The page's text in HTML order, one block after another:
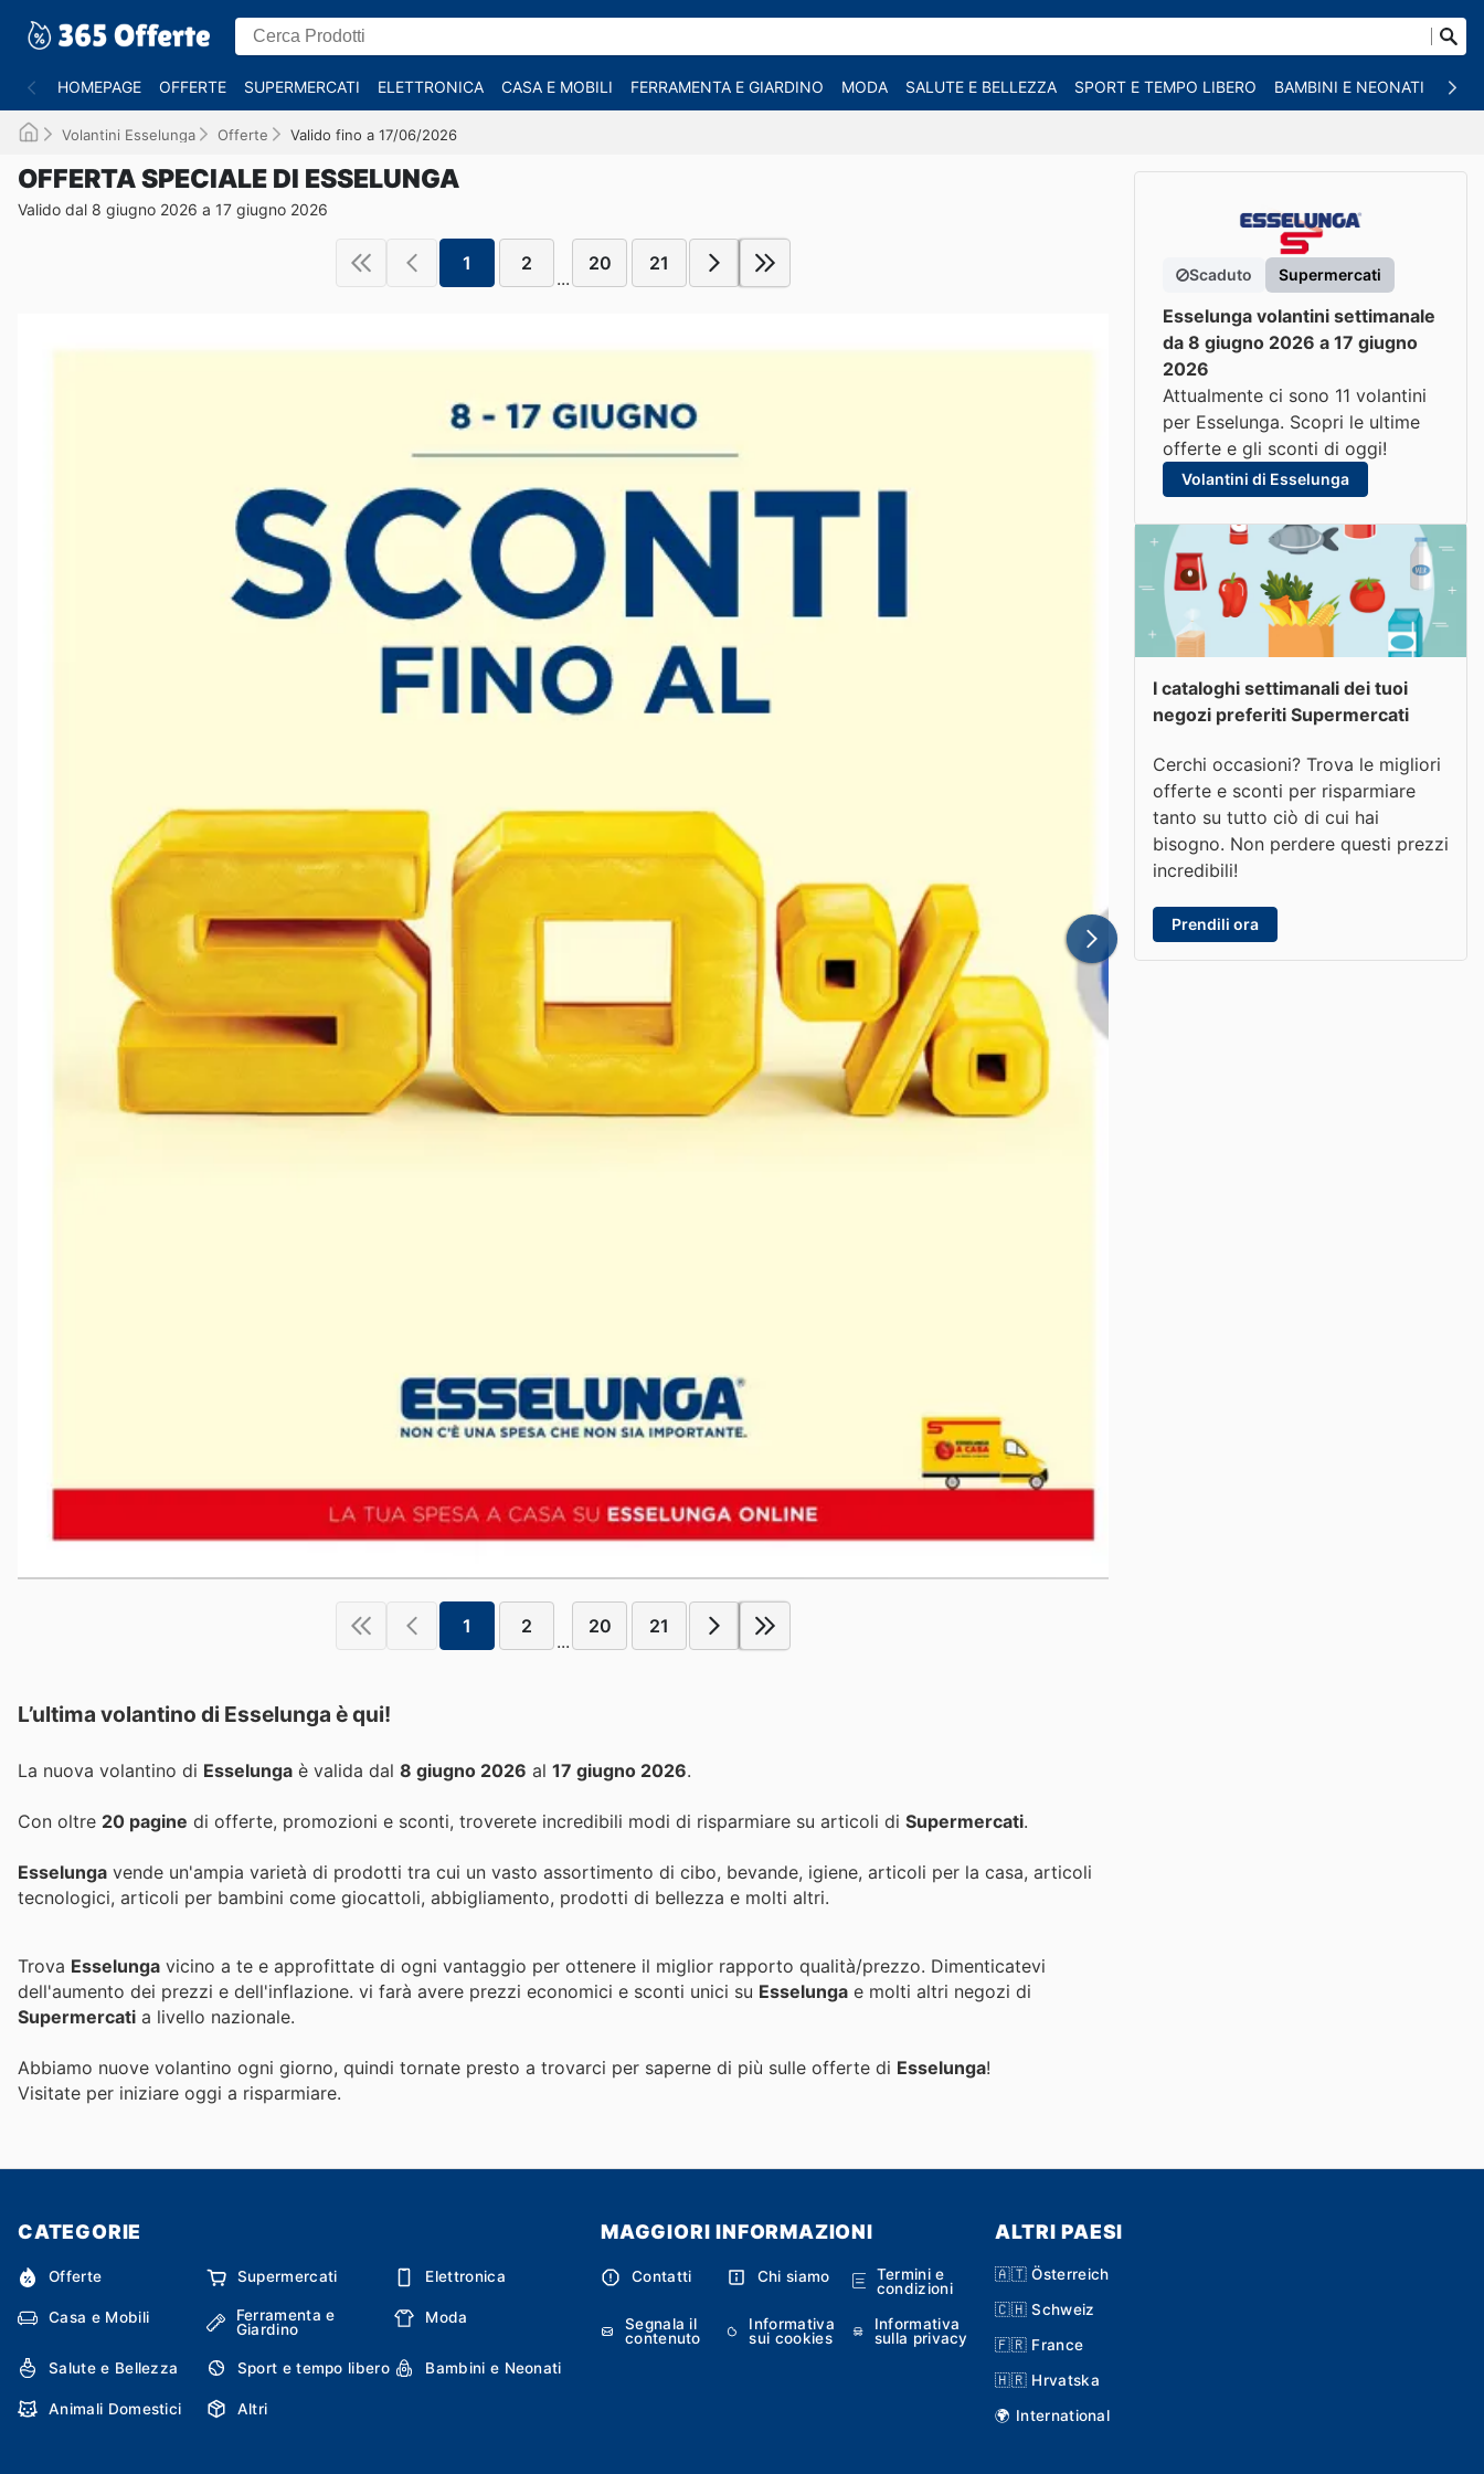
HOMEPAGE OFFERTE SUPERMERCATI ELETTRONICA CASA E MOBILI FERRAMENTA E GIARDINO MODA SALUTE E BELLEZZA SPORT E TEMPO LIBERO BAMBINI E NEONATI
Volantini Esselunga Offerte Valido fino a 17/06/2026
OFFERTA SPECIALE DI ESSELUNGA
Valido dal 8 giugno 2026 a 17 giugno 2026
1 2
...
20 21
1 2
...
20 21
L’ultima volantino di Esselunga è qui!
La nuova volantino di Esselunga è valida dal 8 giugno 2026 al 17 giugno 2026.
Con oltre 20 pagine di offerte, promozioni e sconti, troverete incredibili modi di risparmiare su articoli di Supermercati.
Esselunga vende un'ampia varietà di prodotti tra cui un vasto assortimento di cibo, bevande, igiene, articoli per la casa, articoli
tecnologici, articoli per bambini come giocattoli, abbigliamento, prodotti di bellezza e molti altri.
Trova Esselunga vicino a te e approfittate di ogni vantaggio per ottenere il miglior rapporto qualità/prezzo. Dimenticatevi
dell'aumento dei prezzi e dell'inflazione. vi farà avere prezzi economici e sconti unici su Esselunga e molti altri negozi di
Supermercati a livello nazionale.
Abbiamo nuove volantino ogni giorno, quindi tornate presto a trovarci per saperne di più sulle offerte di Esselunga!
Visitate per iniziare oggi a risparmiare.
Scaduto Supermercati
Esselunga volantini settimanale
da 8 giugno 2026 a 17 giugno
2026
Attualmente ci sono 11 volantini
per Esselunga. Scopri le ultime
offerte e gli sconti di oggi!
Volantini di Esselunga
I cataloghi settimanali dei tuoi
negozi preferiti Supermercati
Cerchi occasioni? Trova le migliori
offerte e sconti per risparmiare
tanto su tutto ciò di cui hai
bisogno. Non perdere questi prezzi
incredibili!
Prendili ora
CATEGORIE
Offerte Supermercati Elettronica
Casa e Mobili
Ferramenta e
Giardino
Moda
Salute e Bellezza Sport e tempo libero Bambini e Neonati
Animali Domestici Altri
MAGGIORI INFORMAZIONI
Contatti Chi siamo
Termini e
condizioni
Segnala il
contenuto
Informativa
sui cookies
Informativa
sulla privacy
ALTRI PAESI
🇦🇹 Österreich
🇨🇭 Schweiz
🇫🇷 France
🇭🇷 Hrvatska
🌍 International